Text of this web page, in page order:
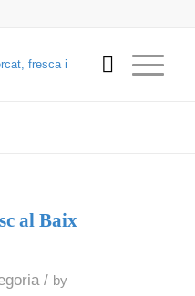
al Baix
/ by